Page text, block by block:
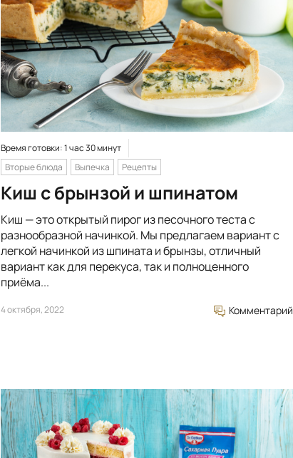
Время готовки: 1 час 30 минут
Вторые блюда
Выпечка Рецепты
Киш с брынзой и шпинатом
Киш — это открытый пирог из песочного теста с
разнообразной начинкой. Мы предлагаем вариант с
легкой начинкой из шпината и брынзы, отличный
вариант как для перекуса, так и полноценного
приёма...
4 октября, 2022 Комментарий